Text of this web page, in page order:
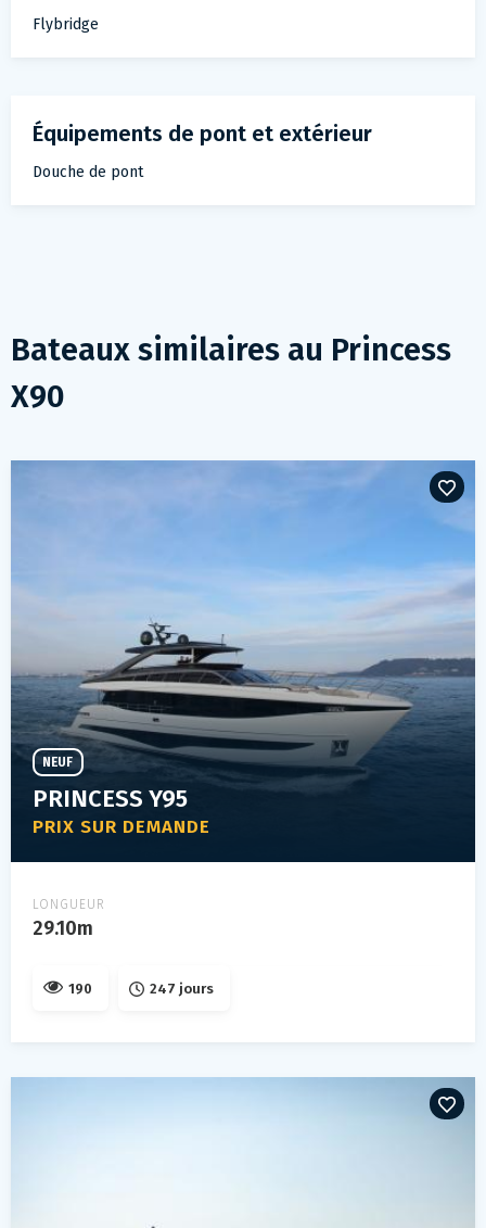
Flybridge
Équipements de pont et extérieur
Douche de pont
Bateaux similaires au Princess
X90
PRINCESS Y95
PRIX SUR DEMANDE
NEUF
LONGUEUR
29.10m
190 247 jours